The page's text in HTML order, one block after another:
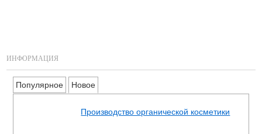
ИНФОРМАЦИЯ
Популярное Новое
Производство органической косметики